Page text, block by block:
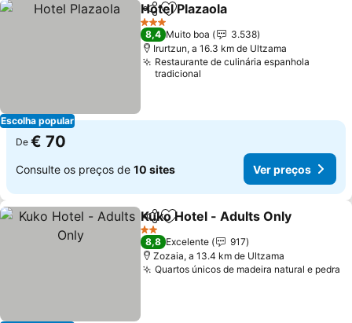
Escolha popular
PartilharAdicionar aos favoritos
Hotel Plazaola
3 Estrelas
8,4 Muito boa
3.538
Irurtzun, a 16.3 km de Ultzama
Restaurante de culinária espanhola
tradicional
De € 70
Consulte os preços de 10 sites Ver preços
PartilharAdicionar aos favoritos
Kuko Hotel - Adults Only
2 Estrelas
8,8 Excelente
917
Zozaia, a 13.4 km de Ultzama
Quartos únicos de madeira natural e pedra